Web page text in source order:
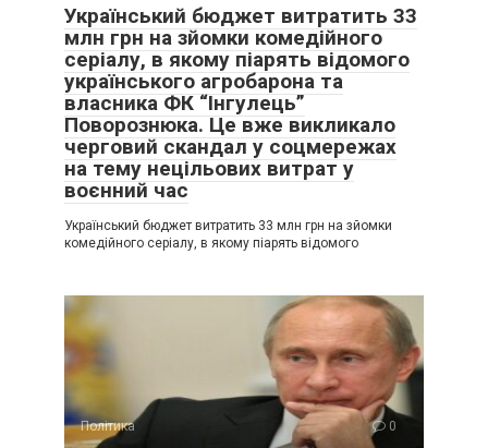
Український бюджет витратить 33
млн грн на зйомки комедійного
серіалу, в якому піарять відомого
українського агробарона та
власника ФК “Інгулець”
Поворознюка. Це вже викликало
черговий скандал у соцмережах
на тему нецільових витрат у
воєнний час
Український бюджет витратить 33 млн грн на зйомки
комедійного серіалу, в якому піарять відомого
Політика 0